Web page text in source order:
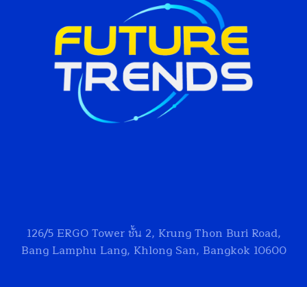
126/5 ERGO Towerชั้น 2, Krung Thon Buri Road,
Bang Lamphu Lang, Khlong San, Bangkok 10600